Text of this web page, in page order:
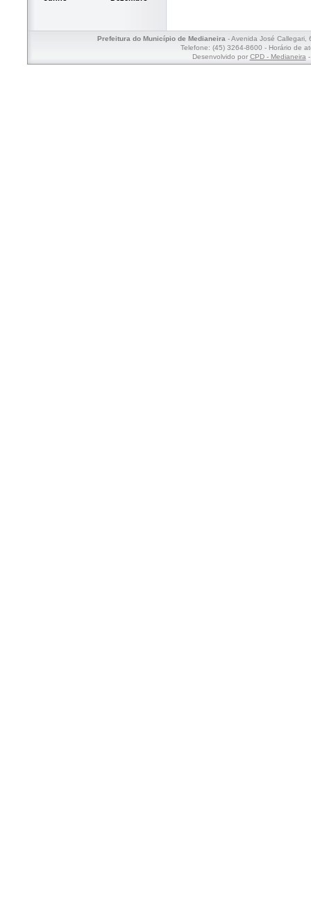
Prefeitura do Município de Medianeira- Avenida José Callegari,
Telefone: (45) 3264-8600 - Horário de
Desenvolvido por CPD - Medianeira-